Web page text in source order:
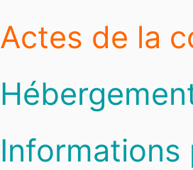
Actes de la
Informations